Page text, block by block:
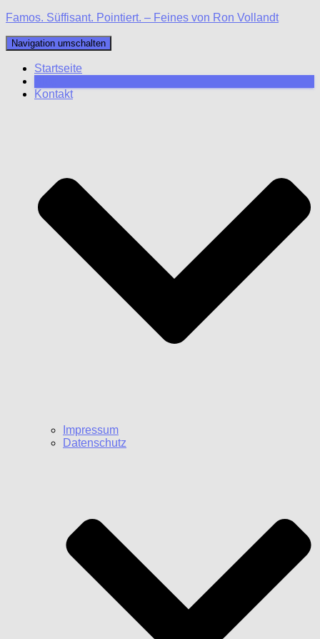
Famos. Süffisant. Pointiert. – Feines von Ron Vollandt
Navigation umschalten
Startseite
Kontakt
Impressum
Datenschutz